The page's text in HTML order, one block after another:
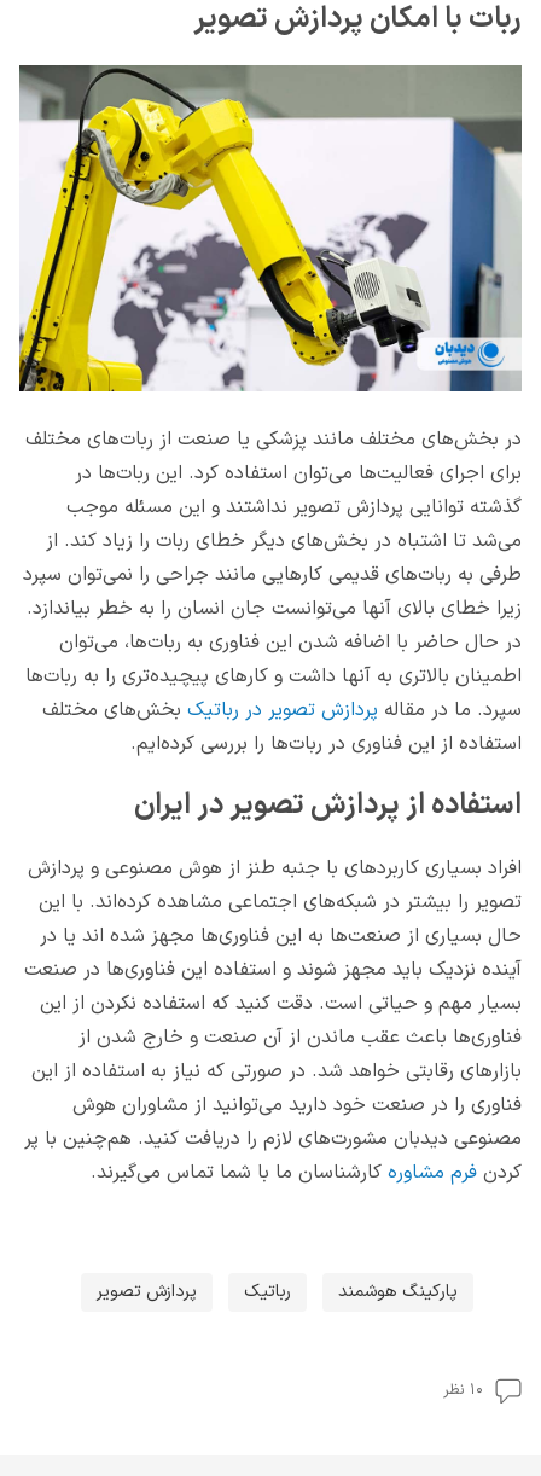
ربات با امکان پردازش تصویر
در بخش‌های مختلف مانند پزشکی یا صنعت از ربات‌های مختلف
برای اجرای فعالیت‌ها می‌توان استفاده کرد. این ربات‌ها در
گذشته توانایی پردازش تصویر نداشتند و این مسئله موجب
می‌شد تا اشتباه در بخش‌های دیگر خطای ربات را زیاد کند. از
طرفی به ربات‌های قدیمی کارهایی مانند جراحی را نمی‌توان سپرد
زیرا خطای بالای آنها می‌توانست جان انسان را به خطر بیاندازد.
در حال حاضر با اضافه شدن این فناوری به ربات‌ها، می‌توان
اطمینان بالاتری به آنها داشت و کارهای پیچیده‌تری را به ربات‌ها
سپرد. ما در مقاله پردازش تصویر در رباتیک بخش‌های مختلف
استفاده از این فناوری در ربات‌ها را بررسی کرده‌ایم.
استفاده از پردازش تصویر در ایران
افراد بسیاری کاربردهای با جنبه طنز از هوش مصنوعی و پردازش
تصویر را بیشتر در شبکه‌های اجتماعی مشاهده کرده‌اند. با این
حال بسیاری از صنعت‌ها به این فناوری‌ها مجهز شده اند یا در
آینده نزدیک باید مجهز شوند و استفاده این فناوری‌ها در صنعت
بسیار مهم و حیاتی است. دقت کنید که استفاده نکردن از این
فناوری‌ها باعث عقب ماندن از آن صنعت و خارج شدن از
بازارهای رقابتی خواهد شد. در صورتی که نیاز به استفاده از این
فناوری را در صنعت خود دارید می‌توانید از مشاوران هوش
مصنوعی دیدبان مشورت‌های لازم را دریافت کنید. هم‌چنین با پر
کردن فرم مشاوره کارشناسان ما با شما تماس می‌گیرند.
پارکینگ هوشمند رباتیک پردازش تصویر
۱۰ نظر